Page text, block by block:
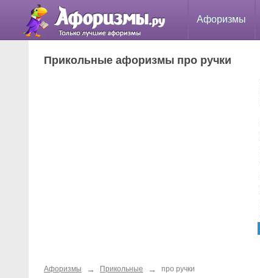
Афоризмы
Прикольные афоризмы про ручки
Афоризмы → Прикольные → про ручки